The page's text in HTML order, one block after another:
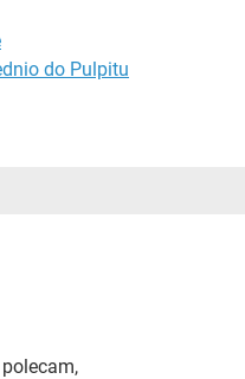
do Pulpitu
polecam,